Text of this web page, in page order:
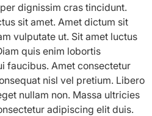
dignissim cras tincidunt.
sit amet. Amet dictum sit
vulputate ut. Sit amet luctus
quis enim lobortis
faucibus. Amet consectetur
nisl vel pretium. Libero
nullam non. Massa ultricies
adipiscing elit duis.